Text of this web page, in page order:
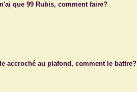
que 99 Rubis, comment faire?
accroché au plafond, comment le battre?